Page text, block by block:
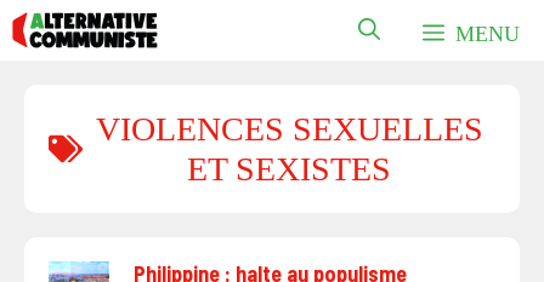
Aller
au
MENU
VIOLENCES SEXUELLES
ET SEXISTES
Philippine : halte au populisme